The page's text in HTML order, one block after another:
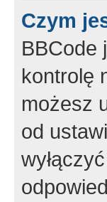
Czym
BBCode
kontrolę
możesz
od